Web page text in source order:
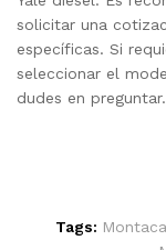
solicitar una
específicas.​ Si
seleccionar el
dudes en preguntar.
Tags: